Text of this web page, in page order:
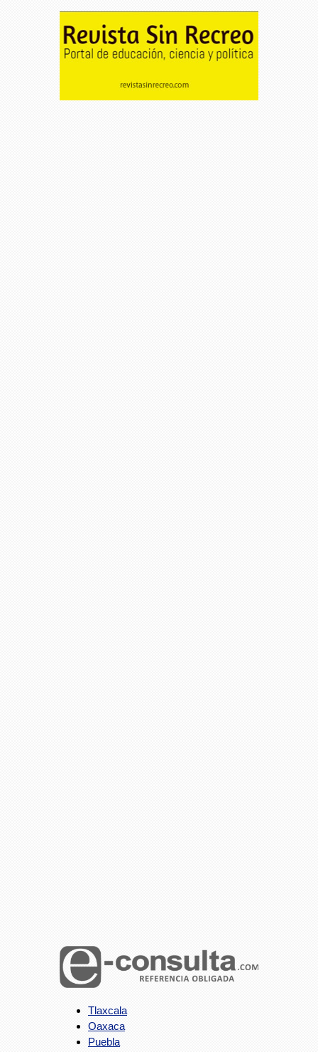
Tlaxcala
Oaxaca
Puebla